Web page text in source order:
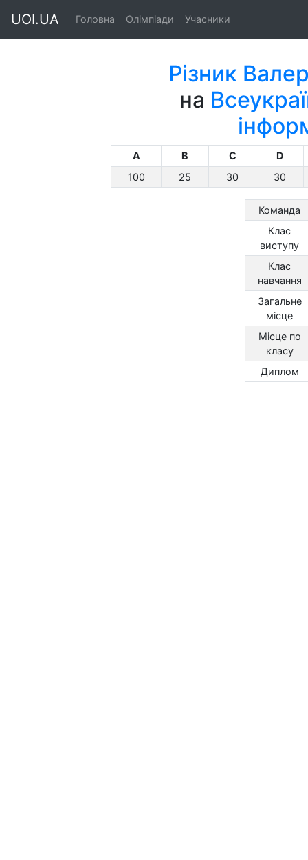
UOI.UA Головна Олімпіади Учасники
Різник
на
A B C
D
100
25 30 30
Команда
Клас
виступу
Клас
навчання
Загальне
місце
Місце по
класу
Диплом